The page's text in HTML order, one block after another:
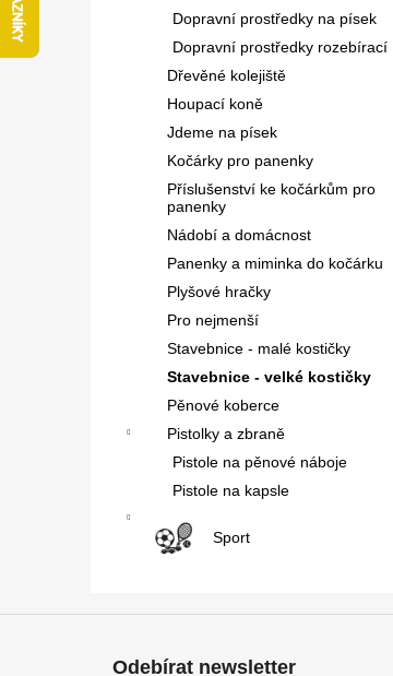
Dopravní prostředky na písek
Dopravní prostředky rozebírací
Dřevěné kolejiště
Houpací koně
Jdeme na písek
Kočárky pro panenky
Příslušenství ke kočárkům pro
panenky
Nádobí a domácnost
Panenky a miminka do kočárku
Plyšové hračky
Pro nejmenší
Stavebnice - malé kostičky
Stavebnice - velké kostičky
Pěnové koberce
Pistolky a zbraně
Pistole na pěnové náboje
Pistole na kapsle
Sport
Odebírat newsletter